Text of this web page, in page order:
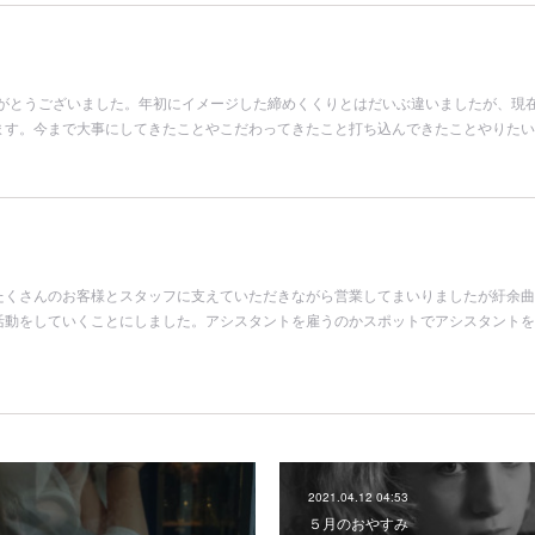
とうございました。年初にイメージした締めくくりとはだいぶ違いましたが、現
。今まで大事にしてきたことやこだわってきたこと打ち込んできたことやりた
さんのお客様とスタッフに支えていただきながら営業してまいりましたが紆余
をしていくことにしました。アシスタントを雇うのかスポットでアシスタント
2021.04.12 04:53
５月のおやすみ